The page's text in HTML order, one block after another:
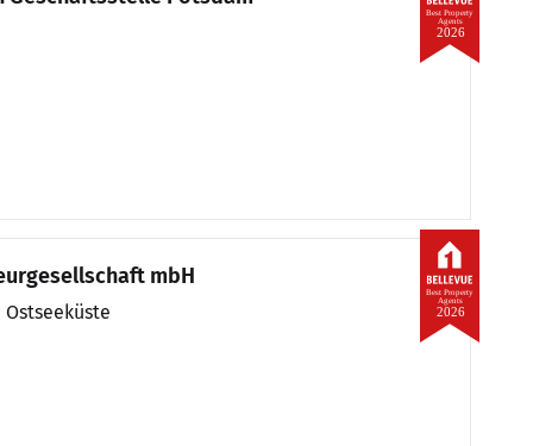
2026
Best Property
Agents
mbH
2026
Best Property
Agents